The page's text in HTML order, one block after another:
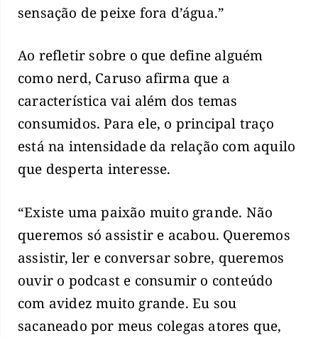
sensação de peixe fora d’água.”
Ao refletir sobre o que define alguém
como nerd, Caruso afirma que a
característica vai além dos temas
consumidos. Para ele, o principal traço
está na intensidade da relação com aquilo
que desperta interesse.
“Existe uma paixão muito grande. Não
queremos só assistir e acabou. Queremos
assistir, ler e conversar sobre, queremos
ouvir o podcast e consumir o conteúdo
com avidez muito grande. Eu sou
sacaneado por meus colegas atores que,